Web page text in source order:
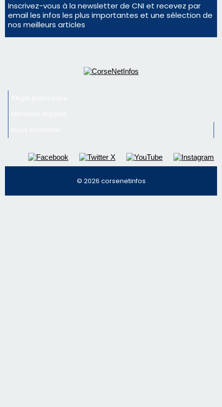
Régie publicitaire
Mentions légales
Nous contacter